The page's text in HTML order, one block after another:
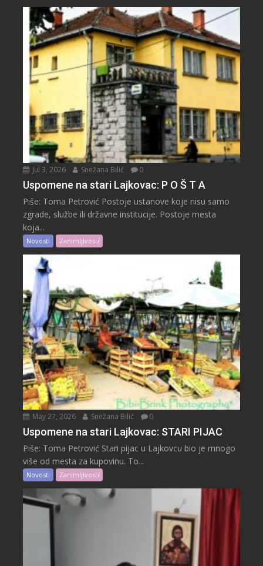
Jul 3, 2026 Snežana Bilić 0
Uspomene na stari Lajkovac: P O Š T A
Piše: Toma Petrović Postoje ustanove koje nisu samo
zgrade, službe ili državne institucije. Postoje mesta
koja...
Novosti Zanimljivosti
May 27, 2026 Snežana Bilić 0
Uspomene na stari Lajkovac: STARI PIJAC
Piše: Toma Petrović Stari pijac u Lajkovcu bio je mnogo
više od mesta za kupovinu. To...
Novosti Zanimljivosti